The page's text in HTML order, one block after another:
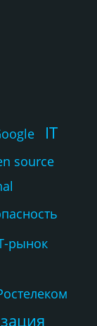
IT
source
рынок